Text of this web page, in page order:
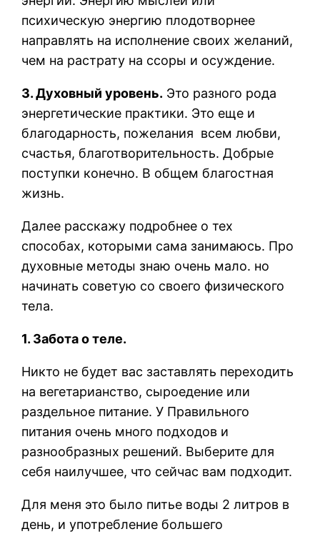
психическую энергию плодотворнее
направлять на исполнение своих желаний,
чем на растрату на ссоры и осуждение.
3. Духовный уровень. Это разного рода
энергетические практики. Это еще и
благодарность, пожелания всем любви,
счастья, благотворительность. Добрые
поступки конечно. В общем благостная
жизнь.
Далее расскажу подробнее о тех
способах, которыми сама занимаюсь. Про
духовные методы знаю очень мало. но
начинать советую со своего физического
тела.
1. Забота о теле.
Никто не будет вас заставлять переходить
на вегетарианство, сыроедение или
раздельное питание. У Правильного
питания очень много подходов и
разнообразных решений. Выберите для
себя наилучшее, что сейчас вам подходит.
Для меня это было питье воды 2 литров в
день, и употребление большего